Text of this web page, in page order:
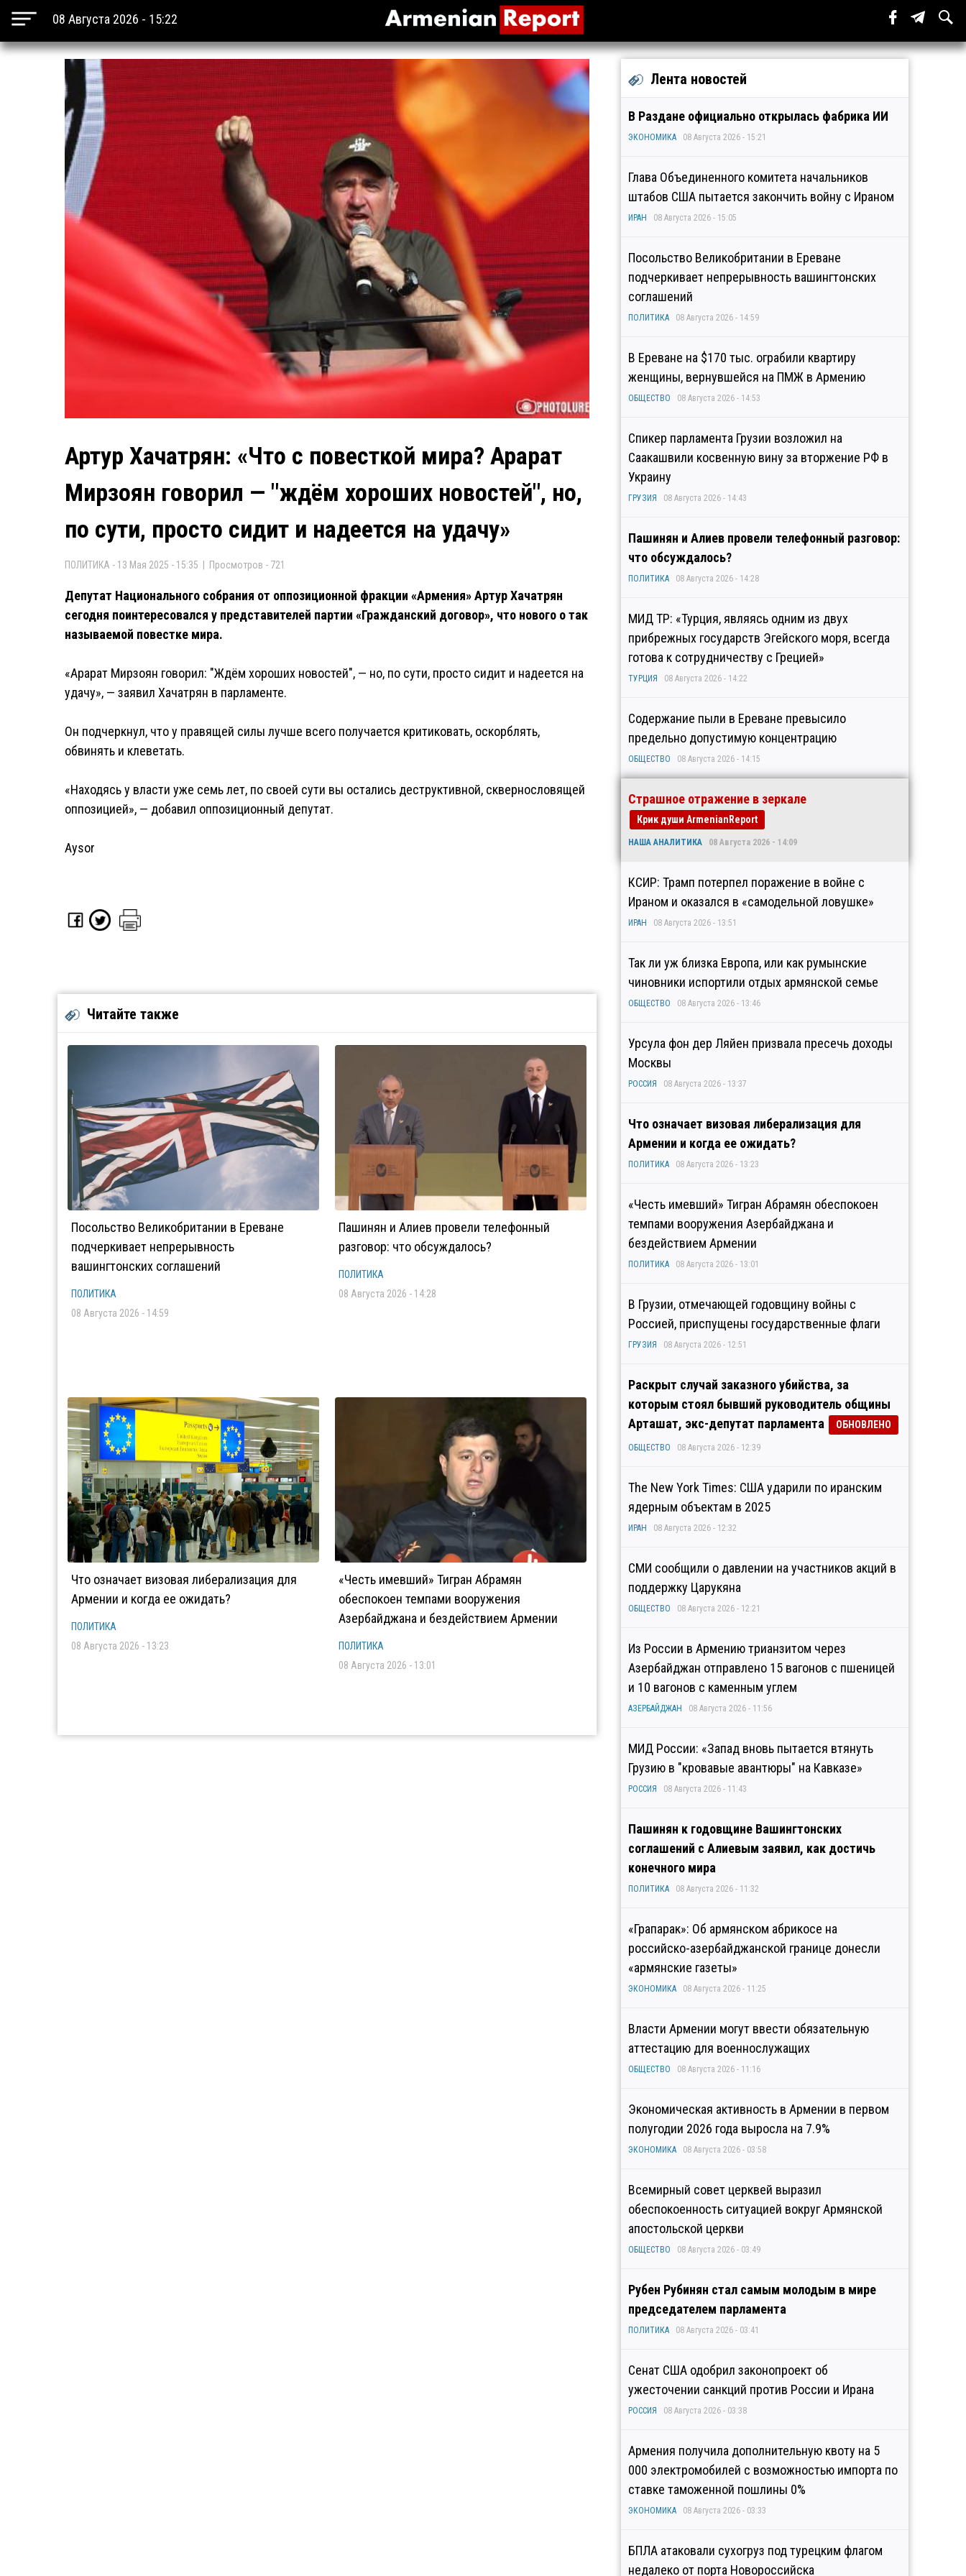
08 Августа 2026 - 15:22
Артур Хачатрян: «Что с повесткой мира? Арарат
Мирзоян говорил — "ждём хороших новостей", но,
по сути, просто сидит и надеется на удачу»
ПОЛИТИКА - 13 Мая 2025 - 15:35 | Просмотров - 721
Депутат Национального собрания от оппозиционной фракции «Армения» Артур Хачатрян
сегодня поинтересовался у представителей партии «Гражданский договор», что нового о так
называемой повестке мира.
«Арарат Мирзоян говорил: "Ждём хороших новостей", — но, по сути, просто сидит и надеется на
удачу», — заявил Хачатрян в парламенте.
Он подчеркнул, что у правящей силы лучше всего получается критиковать, оскорблять,
обвинять и клеветать.
«Находясь у власти уже семь лет, по своей сути вы остались деструктивной, сквернословящей
оппозицией», — добавил оппозиционный депутат.
Aysor
Читайте также
Посольство Великобритании в Ереване
подчеркивает непрерывность
вашингтонских соглашений
ПОЛИТИКА
08 Августа 2026 - 14:59
Пашинян и Алиев провели телефонный
разговор: что обсуждалось?
ПОЛИТИКА
08 Августа 2026 - 14:28
Что означает визовая либерализация для
Армении и когда ее ожидать?
ПОЛИТИКА
08 Августа 2026 - 13:23
«Честь имевший» Тигран Абрамян
обеспокоен темпами вооружения
Азербайджана и бездействием Армении
ПОЛИТИКА
08 Августа 2026 - 13:01
Лента новостей
В Раздане официально открылась фабрика ИИ
ЭКОНОМИКА 08 Августа 2026 - 15:21
Глава Объединенного комитета начальников
штабов США пытается закончить войну с Ираном
ИРАН 08 Августа 2026 - 15:05
Посольство Великобритании в Ереване
подчеркивает непрерывность вашингтонских
соглашений
ПОЛИТИКА 08 Августа 2026 - 14:59
В Ереване на $170 тыс. ограбили квартиру
женщины, вернувшейся на ПМЖ в Армению
ОБЩЕСТВО 08 Августа 2026 - 14:53
Спикер парламента Грузии возложил на
Саакашвили косвенную вину за вторжение РФ в
Украину
ГРУЗИЯ 08 Августа 2026 - 14:43
Пашинян и Алиев провели телефонный разговор:
что обсуждалось?
ПОЛИТИКА 08 Августа 2026 - 14:28
МИД ТР: «Турция, являясь одним из двух
прибрежных государств Эгейского моря, всегда
готова к сотрудничеству с Грецией»
ТУРЦИЯ 08 Августа 2026 - 14:22
Содержание пыли в Ереване превысило
предельно допустимую концентрацию
ОБЩЕСТВО 08 Августа 2026 - 14:15
Страшное отражение в зеркале
Крик души ArmenianReport
НАША АНАЛИТИКА 08 Августа 2026 - 14:09
КСИР: Трамп потерпел поражение в войне с
Ираном и оказался в «самодельной ловушке»
ИРАН 08 Августа 2026 - 13:51
Так ли уж близка Европа, или как румынские
чиновники испортили отдых армянской семье
ОБЩЕСТВО 08 Августа 2026 - 13:46
Урсула фон дер Ляйен призвала пресечь доходы
Москвы
РОССИЯ 08 Августа 2026 - 13:37
Что означает визовая либерализация для
Армении и когда ее ожидать?
ПОЛИТИКА 08 Августа 2026 - 13:23
«Честь имевший» Тигран Абрамян обеспокоен
темпами вооружения Азербайджана и
бездействием Армении
ПОЛИТИКА 08 Августа 2026 - 13:01
В Грузии, отмечающей годовщину войны с
Россией, приспущены государственные флаги
ГРУЗИЯ 08 Августа 2026 - 12:51
Раскрыт случай заказного убийства, за
которым стоял бывший руководитель общины
Арташат, экс-депутат парламента
ОБНОВЛЕНО
ОБЩЕСТВО 08 Августа 2026 - 12:39
The New York Times: США ударили по иранским
ядерным объектам в 2025
ИРАН 08 Августа 2026 - 12:32
СМИ сообщили о давлении на участников акций в
поддержку Царукяна
ОБЩЕСТВО 08 Августа 2026 - 12:21
Из России в Армению трианзитом через
Азербайджан отправлено 15 вагонов с пшеницей
и 10 вагонов с каменным углем
АЗЕРБАЙДЖАН 08 Августа 2026 - 11:56
МИД России: «Запад вновь пытается втянуть
Грузию в "кровавые авантюры" на Кавказе»
РОССИЯ 08 Августа 2026 - 11:43
Пашинян к годовщине Вашингтонских
соглашений с Алиевым заявил, как достичь
конечного мира
ПОЛИТИКА 08 Августа 2026 - 11:32
«Грапарак»: Об армянском абрикосе на
российско-азербайджанской границе донесли
«армянские газеты»
ЭКОНОМИКА 08 Августа 2026 - 11:25
Власти Армении могут ввести обязательную
аттестацию для военнослужащих
ОБЩЕСТВО 08 Августа 2026 - 11:16
Экономическая активность в Армении в первом
полугодии 2026 года выросла на 7.9%
ЭКОНОМИКА 08 Августа 2026 - 03:58
Всемирный совет церквей выразил
обеспокоенность ситуацией вокруг Армянской
апостольской церкви
ОБЩЕСТВО 08 Августа 2026 - 03:49
Рубен Рубинян стал самым молодым в мире
председателем парламента
ПОЛИТИКА 08 Августа 2026 - 03:41
Сенат США одобрил законопроект об
ужесточении санкций против России и Ирана
РОССИЯ 08 Августа 2026 - 03:38
Армения получила дополнительную квоту на 5
000 электромобилей с возможностью импорта по
ставке таможенной пошлины 0%
ЭКОНОМИКА 08 Августа 2026 - 03:33
БПЛА атаковали сухогруз под турецким флагом
недалеко от порта Новороссийска